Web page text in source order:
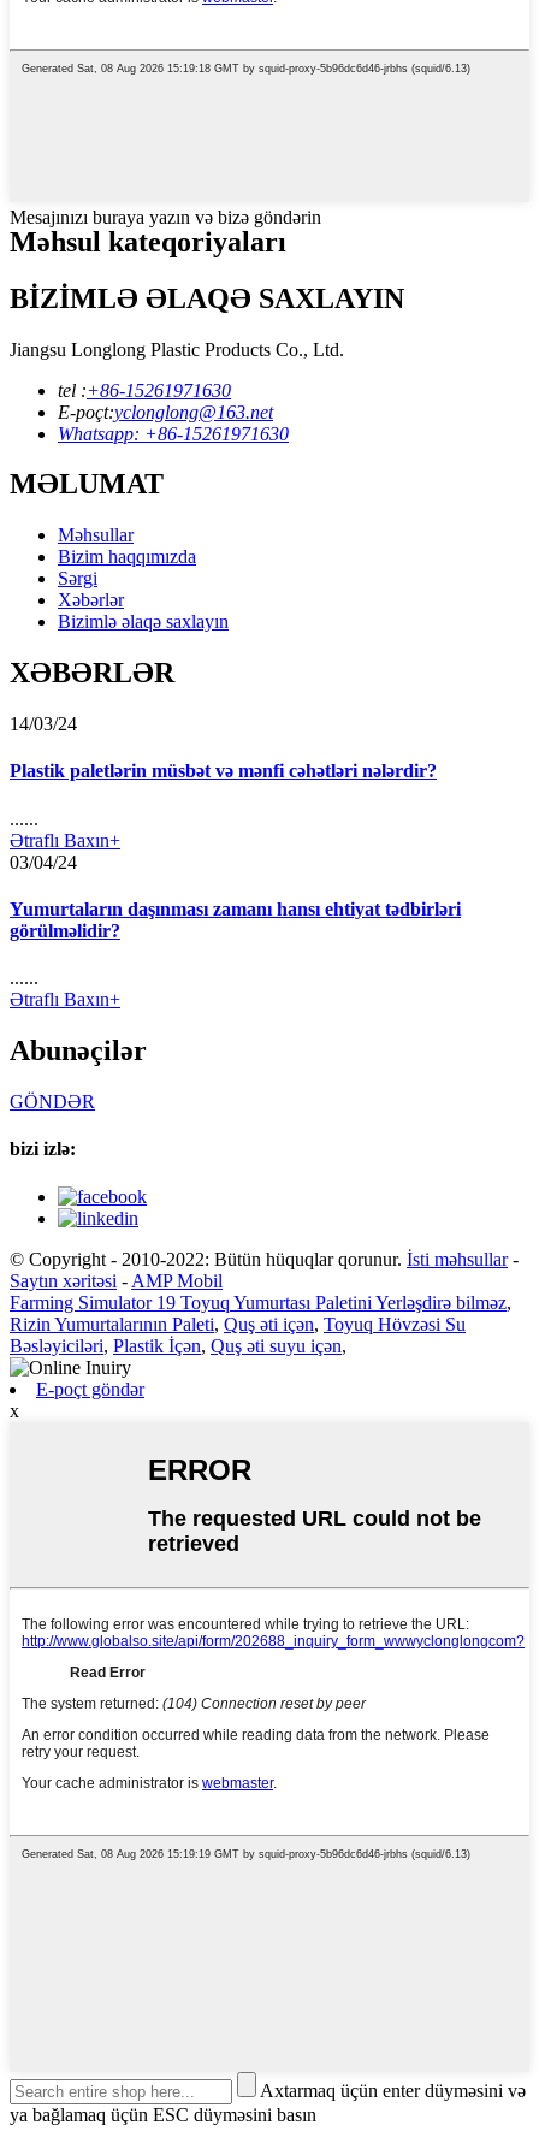
Mesajınızı buraya yazın və bizə göndərin
Məhsul kateqoriyaları
BİZİMLƏ ƏLAQƏ SAXLAYIN
Jiangsu Longlong Plastic Products Co., Ltd.
tel :+86-15261971630
E-poçt:yclonglong@163.net
Whatsapp: +86-15261971630
MƏLUMAT
Məhsullar
Bizim haqqımızda
Sərgi
Xəbərlər
Bizimlə əlaqə saxlayın
XƏBƏRLƏR
14/03/24
Plastik paletlərin müsbət və mənfi cəhətləri nələrdir?
......
Ətraflı Baxın+
03/04/24
Yumurtaların daşınması zamanı hansı ehtiyat tədbirləri
görülməlidir?
......
Ətraflı Baxın+
Abunəçilər
GÖNDƏR
bizi izlə:
© Copyright - 2010-2022: Bütün hüquqlar qorunur. İsti məhsullar-
Saytın xəritəsi - AMP Mobil
Farming Simulator 19 Toyuq Yumurtası Paletini Yerləşdirə bilməz,
Rizin Yumurtalarının Paleti, Quş əti içən, Toyuq Hövzəsi Su
Bəsləyiciləri, Plastik İçən, Quş əti suyu içən,
E-poçt göndər
x
Axtarmaq üçün enter düyməsini və
ya bağlamaq üçün ESC düyməsini basın